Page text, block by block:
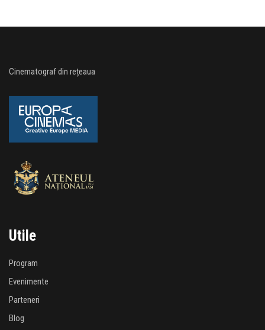
Cinematograf din rețeaua
Utile
Program
Evenimente
Parteneri
Blog